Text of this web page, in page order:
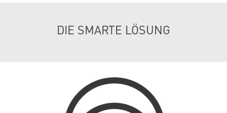
DIE SMARTE LÖSUNG